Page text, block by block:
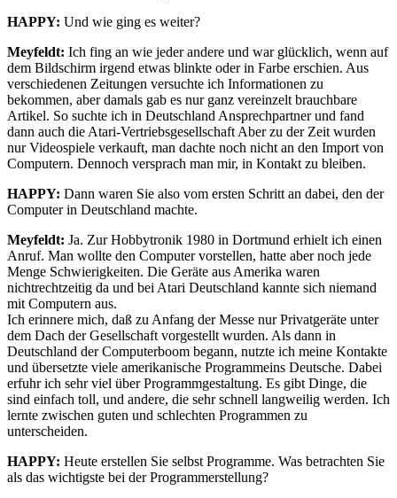
HAPPY: Und wie ging es weiter?
Meyfeldt: Ich fing an wie jeder andere und war glücklich, wenn auf
dem Bildschirm irgend etwas blinkte oder in Farbe erschien. Aus
verschiedenen Zeitungen versuchte ich Informationen zu
bekommen, aber damals gab es nur ganz vereinzelt brauchbare
Artikel. So suchte ich in Deutschland Ansprechpartner und fand
dann auch die Atari-Vertriebsgesellschaft Aber zu der Zeit wurden
nur Videospiele verkauft, man dachte noch nicht an den Import von
Computern. Dennoch versprach man mir, in Kontakt zu bleiben.
HAPPY: Dann waren Sie also vom ersten Schritt an dabei, den der
Computer in Deutschland machte.
Meyfeldt: Ja. Zur Hobbytronik 1980 in Dortmund erhielt ich einen
Anruf. Man wollte den Computer vorstellen, hatte aber noch jede
Menge Schwierigkeiten. Die Geräte aus Amerika waren
nichtrechtzeitig da und bei Atari Deutschland kannte sich niemand
mit Computern aus.
Ich erinnere mich, daß zu Anfang der Messe nur Privatgeräte unter
dem Dach der Gesellschaft vorgestellt wurden. Als dann in
Deutschland der Computerboom begann, nutzte ich meine Kontakte
und übersetzte viele amerikanische Programmeins Deutsche. Dabei
erfuhr ich sehr viel über Programmgestaltung. Es gibt Dinge, die
sind einfach toll, und andere, die sehr schnell langweilig werden. Ich
lernte zwischen guten und schlechten Programmen zu
unterscheiden.
HAPPY: Heute erstellen Sie selbst Programme. Was betrachten Sie
als das wichtigste bei der Programmerstellung?